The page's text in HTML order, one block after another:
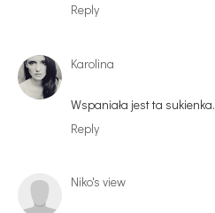
Reply
Karolina
Wspaniała jest ta sukienka.
Reply
Niko's view